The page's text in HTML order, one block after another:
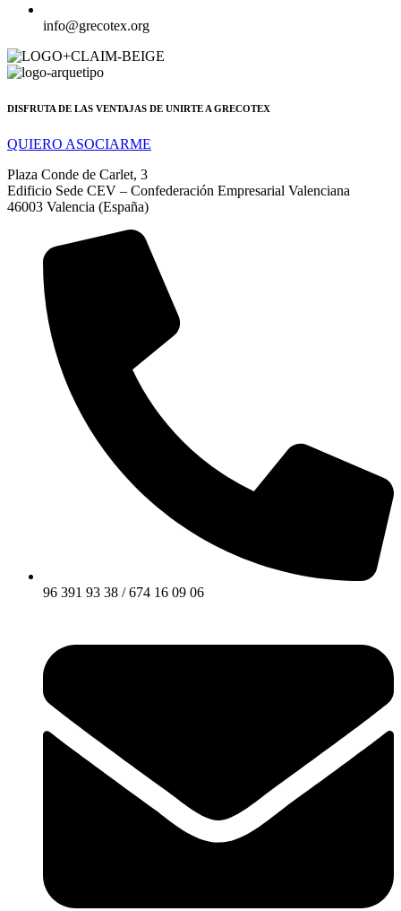
info@grecotex.org
DISFRUTA DE LAS VENTAJAS DE UNIRTE A GRECOTEX
QUIERO ASOCIARME
Plaza Conde de Carlet, 3
Edificio Sede CEV – Confederación Empresarial Valenciana
46003 Valencia (España)
96 391 93 38 / 674 16 09 06